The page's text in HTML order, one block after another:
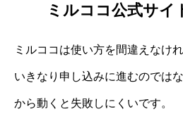
ミルココ公式サイ
ミルココは使い方を間違えなけ
いきなり申し込みに進むのでは
から動くと失敗しにくいです。